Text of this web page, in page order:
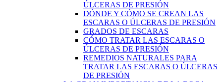
ÚLCERAS DE PRESIÓN
DÓNDE Y CÓMO SE CREAN LAS
ESCARAS O ÚLCERAS DE PRESIÓN
GRADOS DE ESCARAS
CÓMO TRATAR LAS ESCARAS O
ÚLCERAS DE PRESIÓN
REMEDIOS NATURALES PARA
TRATAR LAS ESCARAS O ÚLCERAS
DE PRESIÓN